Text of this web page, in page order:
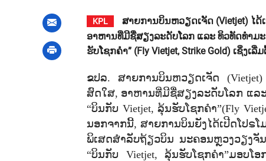
KPL
ສາຍການບິນຫວຽດເຈັດ (Vietjet) ໄ
ອາຫານທີ່ມີຊື່ສຽງລະດັບໂລກ ແລະ ທິວທັດທຳມ
ຮັບໂຊກຄຳ” (Fly Vietjet, Strike Gold) ເຊິ່ງ
ຂປລ. ສາຍການບິນຫວຽດເຈັດ (Vietjet)
ສົດໃສ, ອາຫານທີ່ມີຊື່ສຽງລະດັບໂລກ ແລ
“ບິນກັບ Vietjet,ລຸ້ນຮັບໂຊກຄຳ”(Fly
ນອກຈາກນີ້, ສາຍການບິນຍັງໄດ້ເປີດໂປຣ
ພິເສດສຳລັບຖ້ຽວບິນ ນະຄອນຫຼວງວຽງຈັ
“ບິນກັບ Vietjet,ລຸ້ນຮັບໂຊກຄຳ”ມອບໂອ